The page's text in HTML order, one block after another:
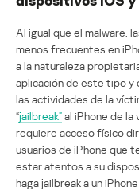
Al igual que el malware,
menos frecuentes en
a la naturaleza
aplicación de este tipo y
las actividades de la
“jailbreak”al iPhone de la
requiere acceso físico
usuarios de iPhone que
estar atentos a su
haga jailbreak a un